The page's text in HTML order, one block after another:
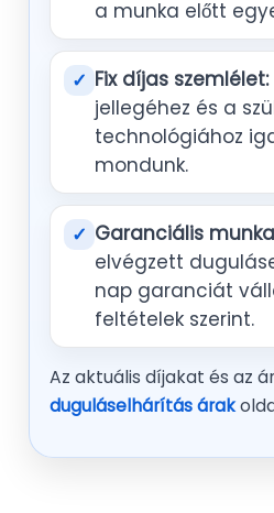
a munka előtt
✓ Fix díjas szemlélet:
jellegéhez és a
technológiához
mondunk.
✓ Garanciális
elvégzett
nap garanciát
feltételek szerint.
Az aktuális díjakat és az
duguláselhárítás árak